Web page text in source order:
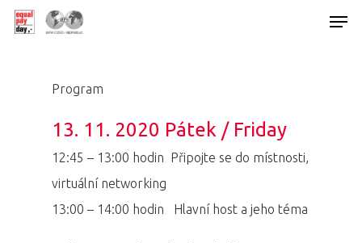
Program
13. 11. 2020 Pátek / Friday
12:45 – 13:00 hodin Připojte se do místnosti,
virtuální networking
13:00 – 14:00 hodin Hlavní host a jeho téma